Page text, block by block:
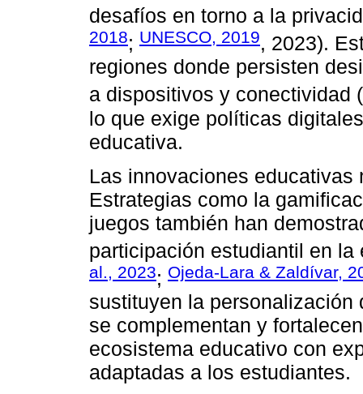
desafíos en torno a la
2018; UNESCO, 2019, 2023).
regiones donde persisten
a dispositivos y conectividad (
lo que exige políticas
educativa.
Las innovaciones
Estrategias como la
juegos también han
participación estudiantil en la
al., 2023; Ojeda-Lara & Zaldívar,
sustituyen la
se complementan y
ecosistema educativo con
adaptadas a los estudiantes.